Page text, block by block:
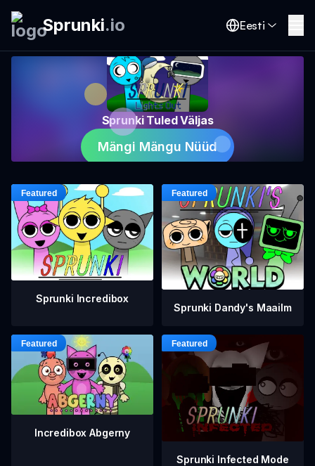
Sprunki.io Eesti
Sprunki Tuled Väljas
Mängi Mängu Nüüd
Sprunki Incredibox
Sprunki Dandy's Maailm
Incredibox Abgerny
Sprunki Infected Mode